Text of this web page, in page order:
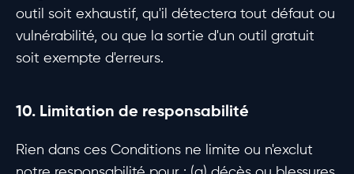
outil soit exhaustif, qu'il détectera tout défaut ou
vulnérabilité, ou que la sortie d'un outil gratuit
soit exempte d'erreurs.
10. Limitation de responsabilité
Rien dans ces Conditions ne limite ou n'exclut